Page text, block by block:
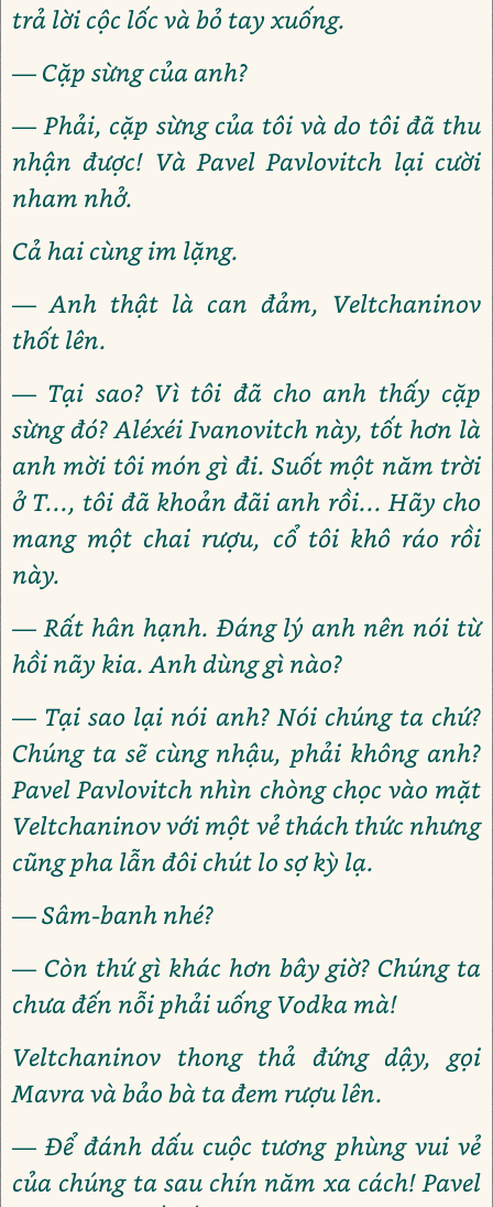
trả lời cộc lốc và bỏ tay xuống.
— Cặp sừng của anh?
— Phải, cặp sừng của tôi và do tôi đã thu
nhận được! Và Pavel Pavlovitch lại cười
nham nhở.
Cả hai cùng im lặng.
— Anh thật là can đảm, Veltchaninov
thốt lên.
— Tại sao? Vì tôi đã cho anh thấy cặp
sừng đó? Aléxéi Ivanovitch này, tốt hơn là
anh mời tôi món gì đi. Suốt một năm trời
ở T..., tôi đã khoản đãi anh rồi... Hãy cho
mang một chai rượu, cổ tôi khô ráo rồi
này.
— Rất hân hạnh. Đáng lý anh nên nói từ
hồi nãy kia. Anh dùng gì nào?
— Tại sao lại nói anh? Nói chúng ta chứ?
Chúng ta sẽ cùng nhậu, phải không anh?
Pavel Pavlovitch nhìn chòng chọc vào mặt
Veltchaninov với một vẻ thách thức nhưng
cũng pha lẫn đôi chút lo sợ kỳ lạ.
— Sâm-banh nhé?
— Còn thứ gì khác hơn bây giờ? Chúng ta
chưa đến nỗi phải uống Vodka mà!
Veltchaninov thong thả đứng dậy, gọi
Mavra và bảo bà ta đem rượu lên.
— Để đánh dấu cuộc tương phùng vui vẻ
của chúng ta sau chín năm xa cách! Pavel